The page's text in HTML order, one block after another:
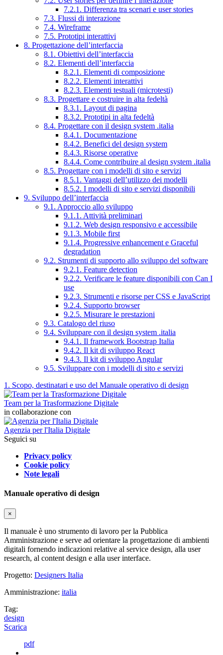
7.2.1. Differenza tra scenari e user stories
7.3. Flussi di interazione
7.4. Wireframe
7.5. Prototipi interattivi
8. Progettazione dell’interfaccia
8.1. Obiettivi dell’interfaccia
8.2. Elementi dell’interfaccia
8.2.1. Elementi di composizione
8.2.2. Elementi interattivi
8.2.3. Elementi testuali (microtesti)
8.3. Progettare e costruire in alta fedeltà
8.3.1. Layout di pagina
8.3.2. Prototipi in alta fedeltà
8.4. Progettare con il design system .italia
8.4.1. Documentazione
8.4.2. Benefici del design system
8.4.3. Risorse operative
8.4.4. Come contribuire al design system .italia
8.5. Progettare con i modelli di sito e servizi
8.5.1. Vantaggi dell’utilizzo dei modelli
8.5.2. I modelli di sito e servizi disponibili
9. Sviluppo dell’interfaccia
9.1. Approccio allo sviluppo
9.1.1. Attività preliminari
9.1.2. Web design responsivo e accessibile
9.1.3. Mobile first
9.1.4. Progressive enhancement e Graceful
degradation
9.2. Strumenti di supporto allo sviluppo del software
9.2.1. Feature detection
9.2.2. Verificare le feature disponibili con Can I
use
9.2.3. Strumenti e risorse per CSS e JavaScript
9.2.4. Supporto browser
9.2.5. Misurare le prestazioni
9.3. Catalogo del riuso
9.4. Sviluppare con il design system .italia
9.4.1. Il framework Bootstrap Italia
9.4.2. Il kit di sviluppo React
9.4.3. Il kit di sviluppo Angular
9.5. Sviluppare con i modelli di sito e servizi
1. Scopo, destinatari e uso del Manuale operativo di design
Team per la Trasformazione Digitale
in collaborazione con
Agenzia per l'Italia Digitale
Seguici su
Privacy policy
Cookie policy
Note legali
Manuale operativo di design
×
Il manuale è uno strumento di lavoro per la Pubblica
Amministrazione e serve ad orientare la progettazione di ambienti
digitali fornendo indicazioni relative al service design, alla user
research, al content design e alla user interface.
Progetto: Designers Italia
Amministrazione: italia
Tag:
design
Scarica
pdf